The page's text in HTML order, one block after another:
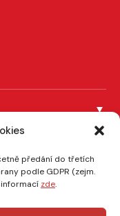
předání do třetích
podle GDPR (zejm.
informací zde.